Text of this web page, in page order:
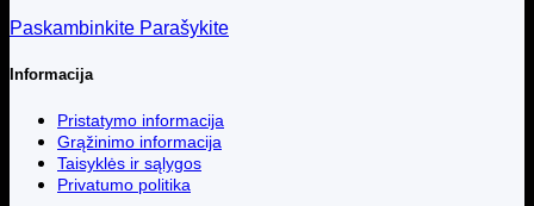
Paskambinkite Parašykite
Informacija
Pristatymo informacija
Grąžinimo informacija
Taisyklės ir sąlygos
Privatumo politika